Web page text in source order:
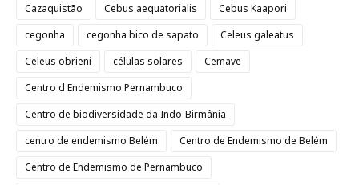
Cazaquistão Cebus aequatorialis
Cebus Kaapori
cegonha
cegonha bico de sapato
Celeus galeatus
Celeus obrieni
células solares
Cemave
Centro d Endemismo Pernambuco
Centro de biodiversidade da Indo-Birmânia
centro de endemismo Belém
Centro de Endemismo de Belém
Centro de Endemismo de Pernambuco